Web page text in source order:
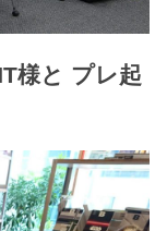
様と プレ起